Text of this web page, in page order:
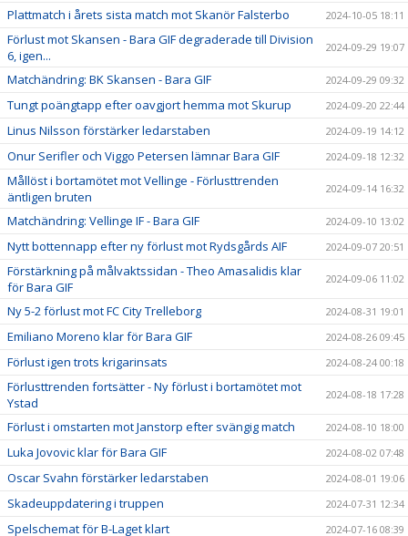
Plattmatch i årets sista match mot Skanör Falsterbo 2024-10-05 18:11
Förlust mot Skansen - Bara GIF degraderade till Division
6, igen...
2024-09-29 19:07
Matchändring: BK Skansen - Bara GIF 2024-09-29 09:32
Tungt poängtapp efter oavgjort hemma mot Skurup 2024-09-20 22:44
Linus Nilsson förstärker ledarstaben 2024-09-19 14:12
Onur Serifler och Viggo Petersen lämnar Bara GIF 2024-09-18 12:32
Mållöst i bortamötet mot Vellinge - Förlusttrenden
äntligen bruten
2024-09-14 16:32
Matchändring: Vellinge IF - Bara GIF 2024-09-10 13:02
Nytt bottennapp efter ny förlust mot Rydsgårds AIF 2024-09-07 20:51
Förstärkning på målvaktssidan - Theo Amasalidis klar
för Bara GIF
2024-09-06 11:02
Ny 5-2 förlust mot FC City Trelleborg 2024-08-31 19:01
Emiliano Moreno klar för Bara GIF 2024-08-26 09:45
Förlust igen trots krigarinsats 2024-08-24 00:18
Förlusttrenden fortsätter - Ny förlust i bortamötet mot
Ystad
2024-08-18 17:28
Förlust i omstarten mot Janstorp efter svängig match 2024-08-10 18:00
Luka Jovovic klar för Bara GIF 2024-08-02 07:48
Oscar Svahn förstärker ledarstaben 2024-08-01 19:06
Skadeuppdatering i truppen 2024-07-31 12:34
Spelschemat för B-Laget klart 2024-07-16 08:39